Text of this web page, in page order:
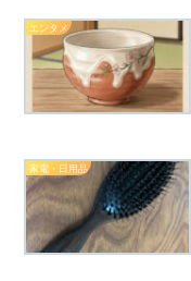
エンタメ
家電・日用品